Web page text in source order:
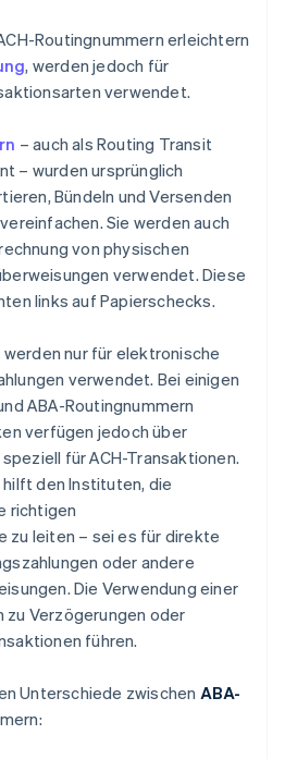
Routingnummern erleichtern
, werden jedoch für
verwendet.
– auch als Routing Transit
– wurden ursprünglich
Bündeln und Versenden
Sie werden auch
von physischen
verwendet. Diese
links auf Papierschecks.
nur für elektronische
verwendet. Bei einigen
ABA-Routingnummern
verfügen jedoch über
für ACH-Transaktionen.
den Instituten, die
richtigen
zu leiten – sei es für direkte
oder andere
Die Verwendung einer
zu Verzögerungen oder
führen.
Unterschiede zwischen ABA-